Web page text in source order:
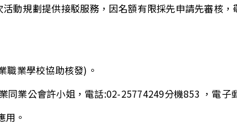
動規劃提供接駁服務，因名額有限採先申請先審核
職業學校協助核發)。
同業公會許小姐，電話:02-25774249分機853 ，電
用。